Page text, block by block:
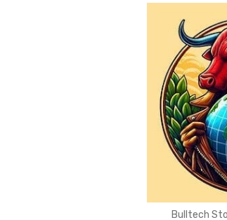
Bulltech